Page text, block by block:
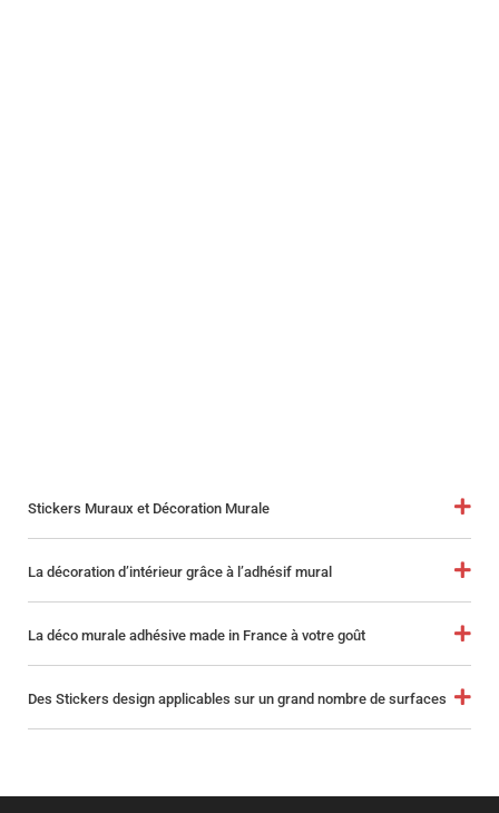
Stickers Muraux et Décoration Murale
La décoration d’intérieur grâce à l’adhésif mural
La déco murale adhésive made in France à votre goût
Des Stickers design applicables sur un grand nombre de surfaces